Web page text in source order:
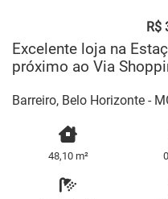
R$
Excelente loja na
próximo ao Via
Barreiro, Belo Horizonte -
48,10 m²